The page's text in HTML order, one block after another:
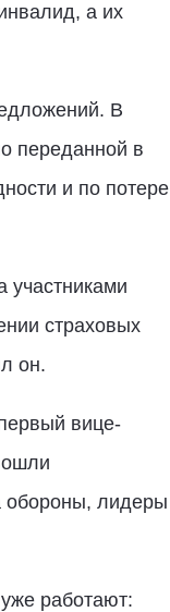
а их
В
переданной в
и по потере
участниками
страховых
он.
вице-
обороны, лидеры
работают: